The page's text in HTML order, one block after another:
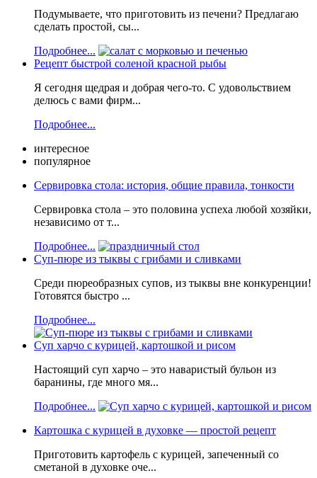
Подумываете, что приготовить из печени? Предлагаю
сделать простой, сы...
Подробнее...
Рецепт быстрой соленой красной рыбы
Я сегодня щедрая и добрая чего-то. С удовольствием
делюсь с вами фирм...
Подробнее...
интересное
популярное
Сервировка стола: история, общие правила, тонкости
Сервировка стола – это половина успеха любой хозяйки,
независимо от т...
Подробнее...
Суп-пюре из тыквы с грибами и сливками
Среди пюреобразных супов, из тыквы вне конкуренции!
Готовятся быстро ...
Подробнее...
Суп харчо с курицей, картошкой и рисом
Настоящий суп харчо – это наваристый бульон из
баранины, где много мя...
Подробнее...
Картошка с курицей в духовке — простой рецепт
Приготовить картофель с курицей, запеченный со
сметаной в духовке оче...